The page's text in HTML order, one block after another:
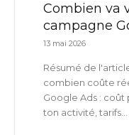
Combien va
campagne
13 mai 2026
Résumé de
combien coûte
Google Ads :
ton activité, tarifs...